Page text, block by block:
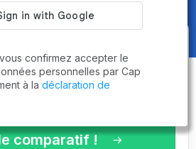
comparatif des
adaptés à vos
en 3 minutes !
comparatif !
confirmez accepter le
personnelles par Cap
à la déclaration de